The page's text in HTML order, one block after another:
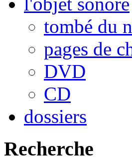
tombé du
pages de
DVD
CD
dossiers
Recherche